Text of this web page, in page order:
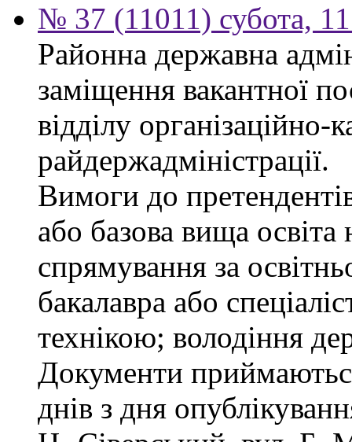
№ 37 (11011) субота,
Районна державна
заміщення вакантної
відділу організаційно-
райдержадміністрації.
Вимоги до
або базова вища
спрямування за
бакалавра або
технікою; володіння
Документи
днів з дня